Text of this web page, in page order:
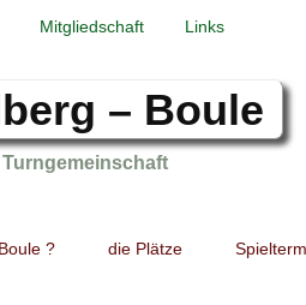
Mitgliedschaft Links
– Boule
? die Plätze